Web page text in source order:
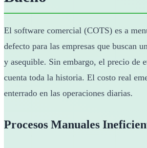
El software comercial (COTS) es a
defecto para las empresas que buscan
y asequible. Sin embargo, el precio de
cuenta toda la historia. El costo real
enterrado en las operaciones diarias.
Procesos Manuales